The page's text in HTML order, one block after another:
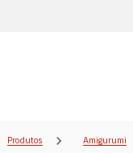
Produtos Amigurumi